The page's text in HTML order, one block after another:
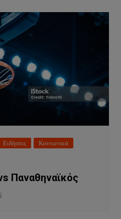
Ειδήσεις
Κοινωνικά
Παναθηναϊκός